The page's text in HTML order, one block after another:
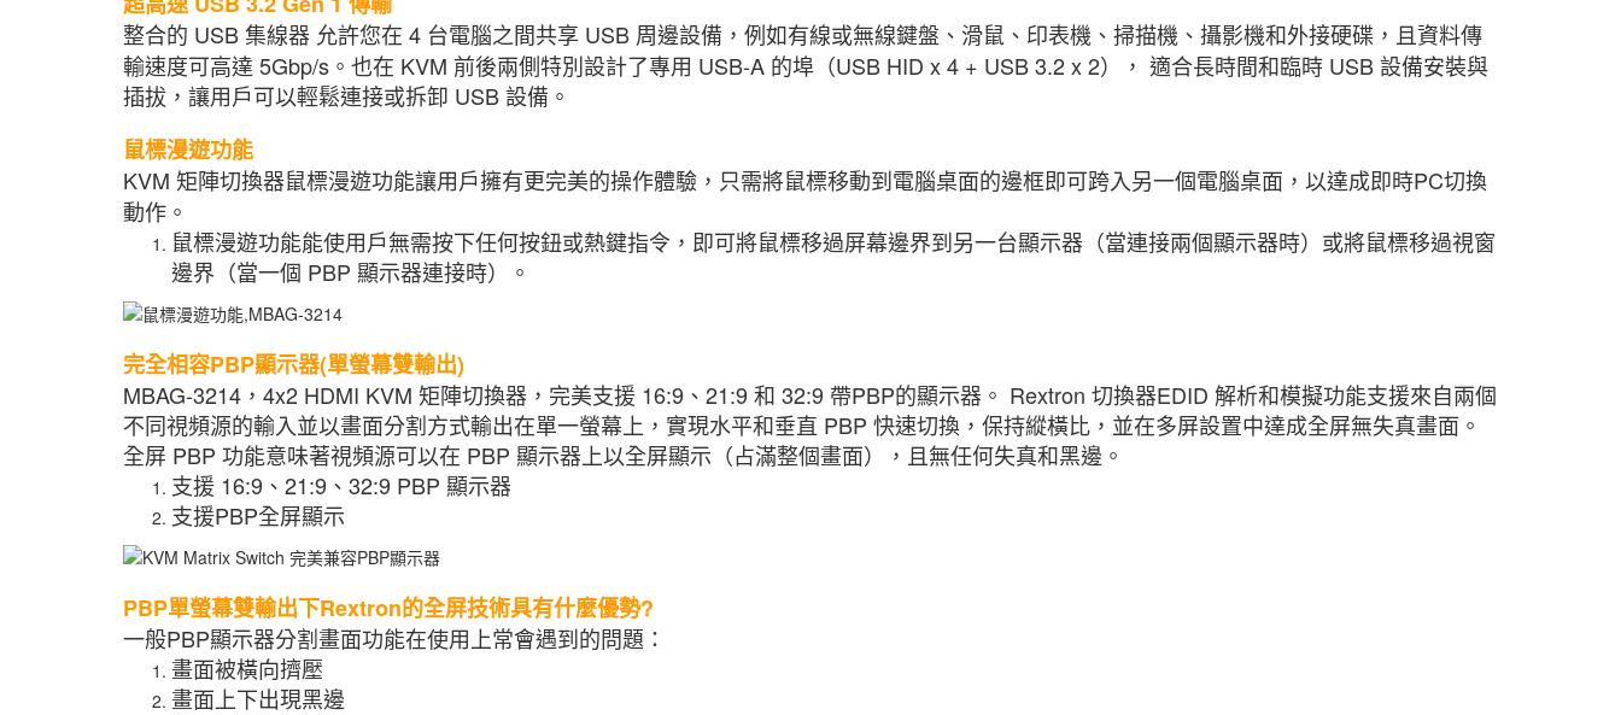
整合的 USB 集線器 允許您在 4 台電腦之間共享 USB 周邊設備，例如有線或無線鍵盤、滑鼠、印表機、掃描機、攝影機和外接硬碟，且資料傳
輸速度可高達 5Gbp/s。也在 KVM 前後兩側特別設計了專用 USB-A 的埠（USB HID x 4 + USB 3.2 x 2）， 適合長時間和臨時 USB 設備安裝與
插拔，讓用戶可以輕鬆連接或拆卸 USB 設備。
鼠標漫遊功能
KVM 矩陣切換器鼠標漫遊功能讓用戶擁有更完美的操作體驗，只需將鼠標移動到電腦桌面的邊框即可跨入另一個電腦桌面，以達成即時PC切換
動作。
鼠標漫遊功能能使用戶無需按下任何按鈕或熱鍵指令，即可將鼠標移過屏幕邊界到另一台顯示器（當連接兩個顯示器時）或將鼠標移過視窗
邊界（當一個 PBP 顯示器連接時）。
完全相容PBP顯示器(單螢幕雙輸出)
MBAG-3214，4x2 HDMI KVM 矩陣切換器，完美支援 16:9、21:9 和 32:9 帶PBP的顯示器。 Rextron 切換器EDID 解析和模擬功能支援來自兩個
不同視頻源的輸入並以畫面分割方式輸出在單一螢幕上，實現水平和垂直 PBP 快速切換，保持縱橫比，並在多屏設置中達成全屏無失真畫面。
全屏 PBP 功能意味著視頻源可以在 PBP 顯示器上以全屏顯示（占滿整個畫面），且無任何失真和黑邊。
支援 16:9、21:9、32:9 PBP 顯示器
支援PBP全屏顯示
PBP單螢幕雙輸出下Rextron的全屏技術具有什麼優勢?
一般PBP顯示器分割畫面功能在使用上常會遇到的問題：
畫面被橫向擠壓
畫面上下出現黑邊